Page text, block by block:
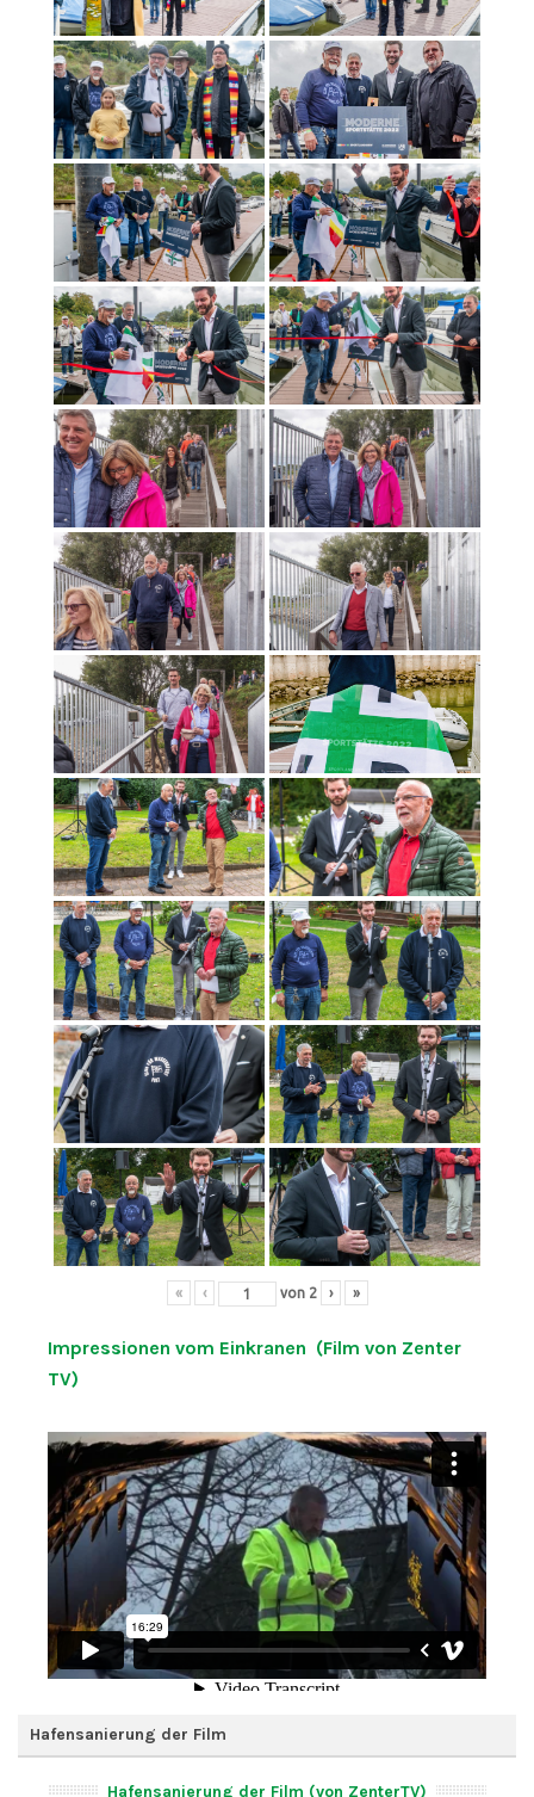
« ‹ von 2 › »
Impressionen vom Einkranen (Film von Zenter
TV)
Hafensanierung der Film
Hafensanierung der Film (von ZenterTV)